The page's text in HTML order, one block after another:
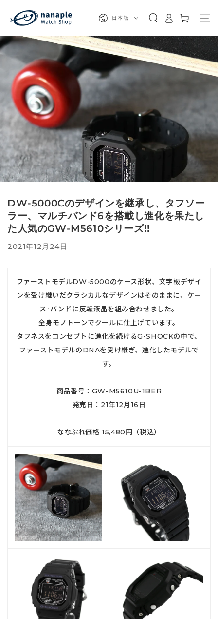
プする
言
日本語
イ
ン
ー
DW-5000Cのデザインを継承し、タフソー
ラー、マルチバンド6を搭載し進化を果たし
た人気のGW-M5610シリーズ‼
2021年12月24日
ファーストモデルDW-5000のケース形状、文字板デザイ
ンを受け継いだクラシカルなデザインはそのままに、ケー
ス･バンドに反転液晶を組み合わせました。
全身モノトーンでクールに仕上げています。
タフネスをコンセプトに進化を続けるG-SHOCKの中で、
ファーストモデルのDNAを受け継ぎ、進化したモデルで
す。
商品番号：GW-M5610U-1BER
発売日：21年12月16日
ななぷれ価格 15,480円（税込）